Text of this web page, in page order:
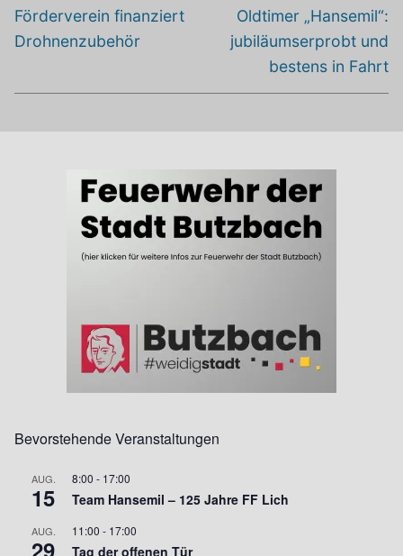
Vorheriger
Beitrag:
Förderverein finanziert
Drohnenzubehör
Nächster
Beitrag:
Oldtimer „Hansemil“:
jubiläumserprobt und
bestens in Fahrt
Bevorstehende Veranstaltungen
AUG.
15
8:00 - 17:00
Team Hansemil – 125 Jahre FF Lich
AUG.
29
11:00 - 17:00
Tag der offenen Tür